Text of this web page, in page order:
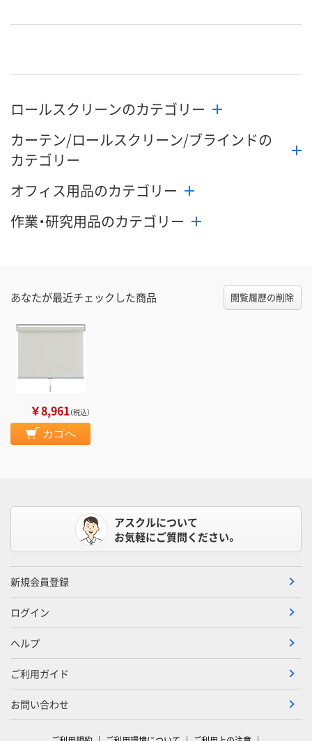
カゴへ カゴへ
ロールスクリーンのカテゴリー
カーテン/ロールスクリーン/ブラインドの
カテゴリー
オフィス用品のカテゴリー
作業・研究用品のカテゴリー
あなたが最近チェックした商品 閲覧履歴の削除
￥8,961（税込）
カゴへ
アスクルについて
お気軽にご質問ください。
新規会員登録
ログイン
ヘルプ
ご利用ガイド
お問い合わせ